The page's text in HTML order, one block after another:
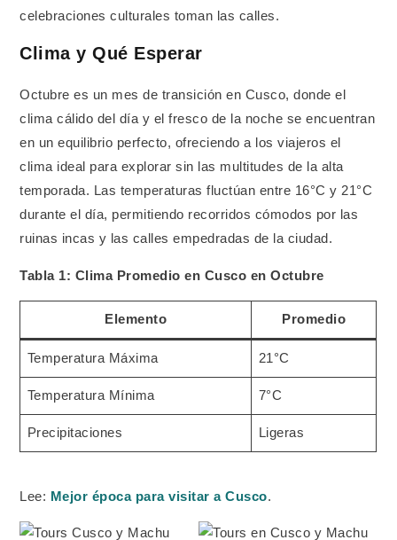
celebraciones culturales toman las calles.
Clima y Qué Esperar
Octubre es un mes de transición en Cusco, donde el
clima cálido del día y el fresco de la noche se encuentran
en un equilibrio perfecto, ofreciendo a los viajeros el
clima ideal para explorar sin las multitudes de la alta
temporada. Las temperaturas fluctúan entre 16°C y 21°C
durante el día, permitiendo recorridos cómodos por las
ruinas incas y las calles empedradas de la ciudad.
Tabla 1: Clima Promedio en Cusco en Octubre
Elemento Promedio
Temperatura Máxima 21°C
Temperatura Mínima 7°C
Precipitaciones Ligeras
Lee: Mejor época para visitar a Cusco.